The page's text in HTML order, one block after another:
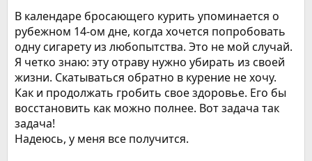
В календаре бросающего курить упоминается о
рубежном 14-ом дне, когда хочется попробовать
одну сигарету из любопытства. Это не мой случай.
Я четко знаю: эту отраву нужно убирать из своей
жизни. Скатываться обратно в курение не хочу.
Как и продолжать гробить свое здоровье. Его бы
восстановить как можно полнее. Вот задача так
задача!
Надеюсь, у меня все получится.